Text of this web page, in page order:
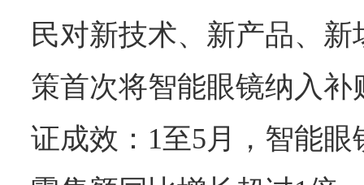
民对新技术、新产品、
策首次将智能眼镜纳入
证成效：1至5月，智能